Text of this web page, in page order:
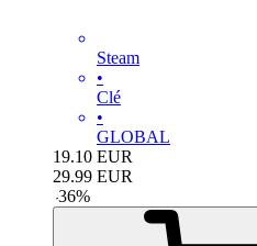
Steam
•
Clé
•
GLOBAL
19.10 EUR
29.99 EUR
-36%